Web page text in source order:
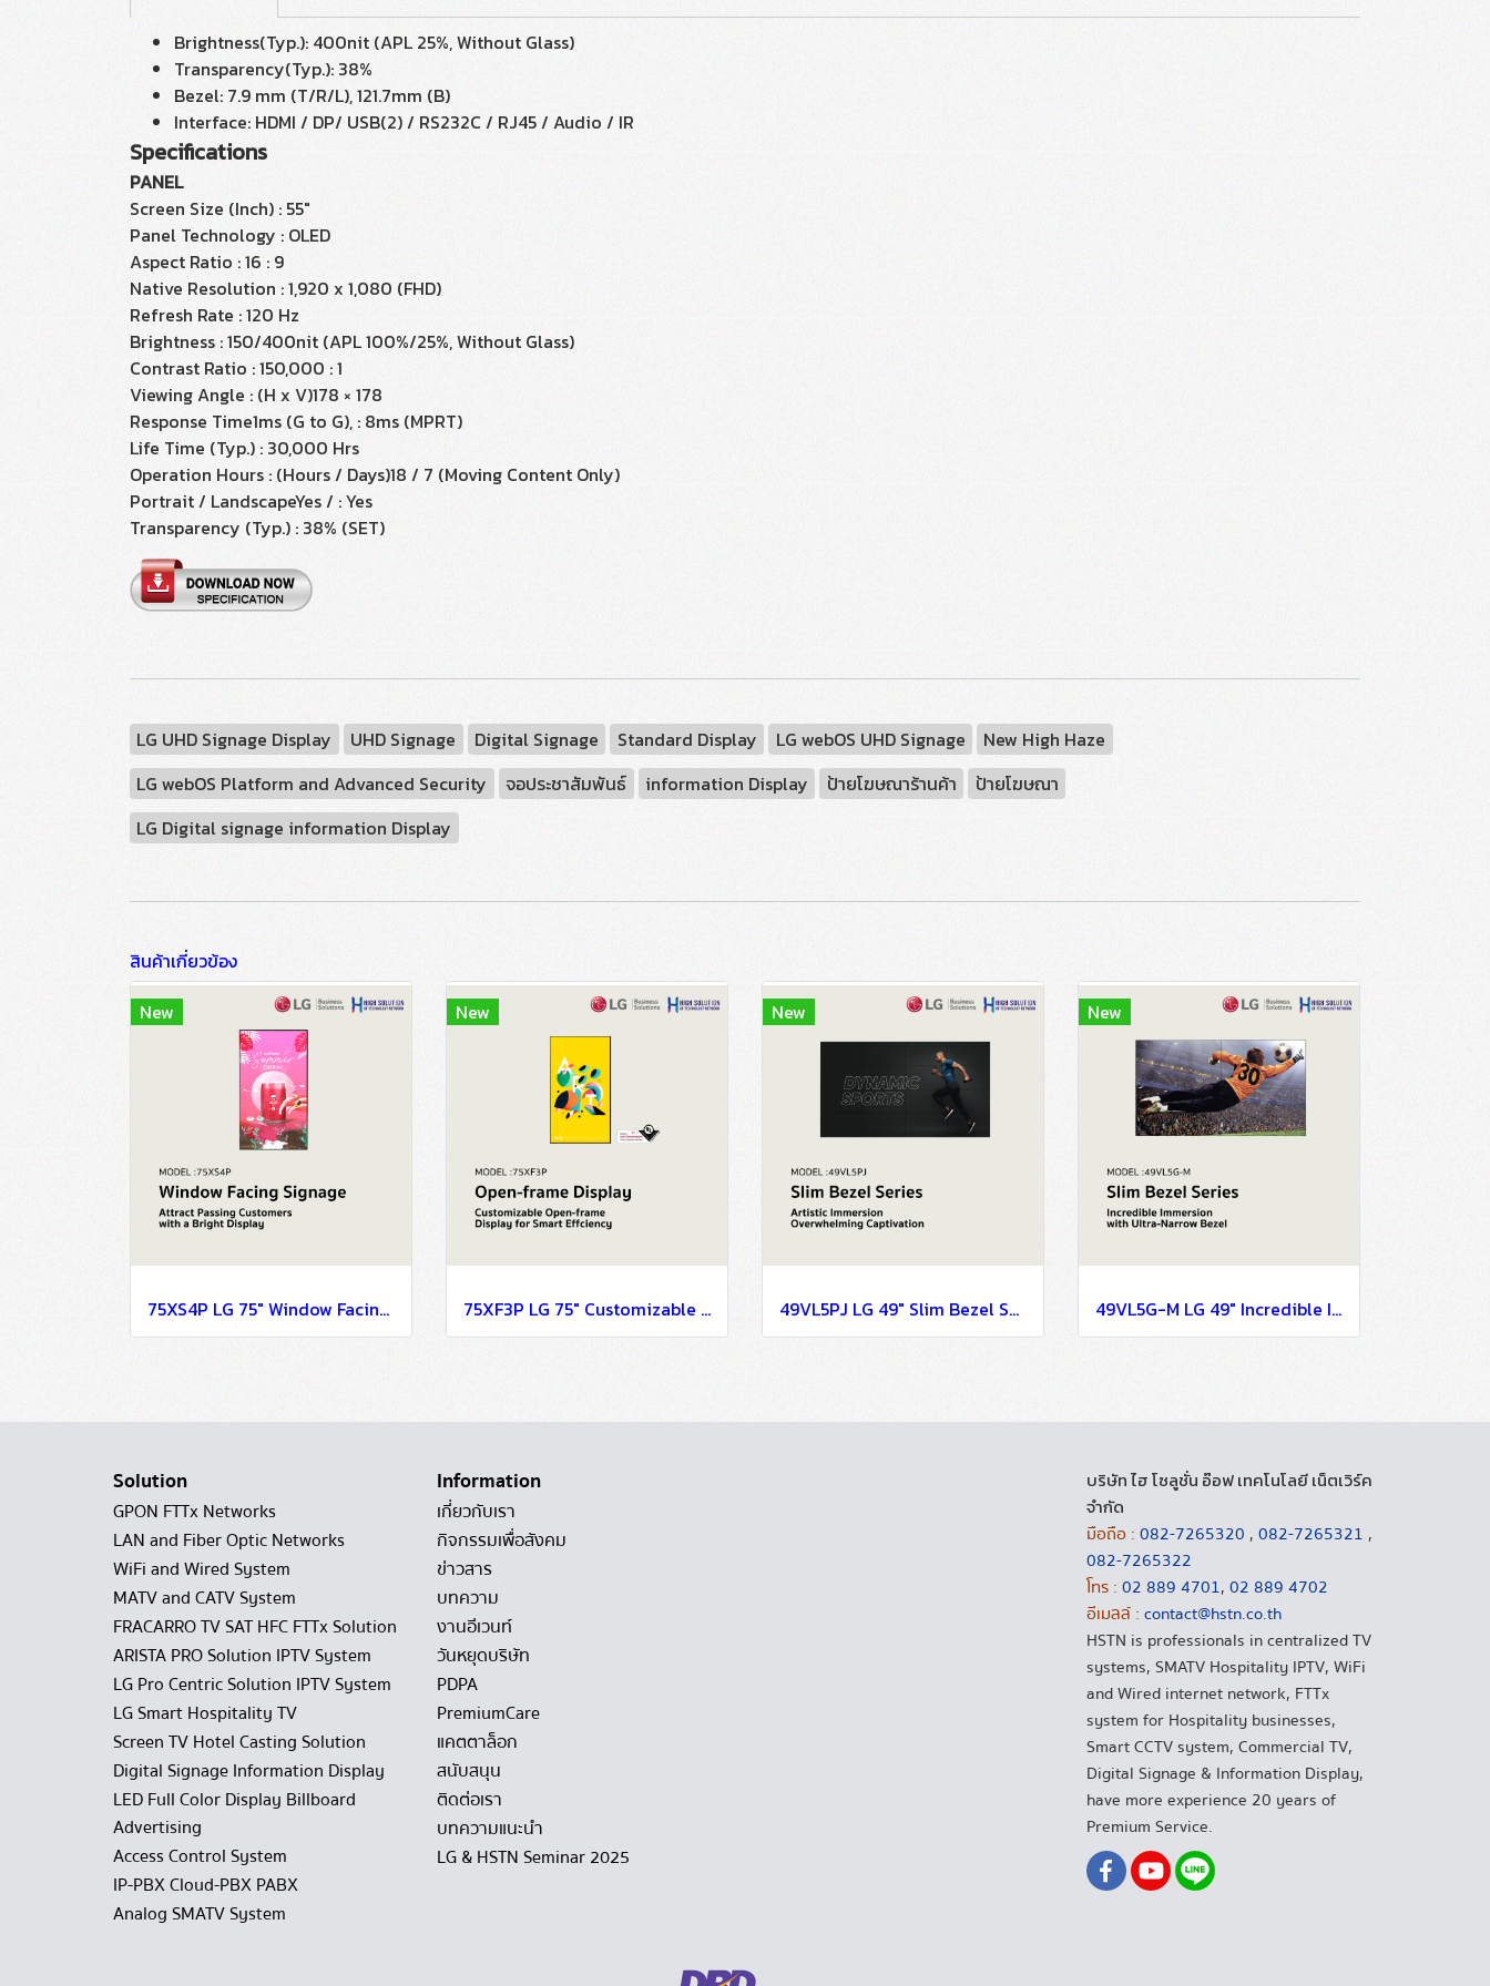
Brightness(Typ.): 400nit (APL 25%, Without Glass)
Transparency(Typ.): 38%
Bezel: 7.9 mm (T/R/L), 121.7mm (B)
Interface: HDMI / DP/ USB(2) / RS232C / RJ45 / Audio / IR
Specifications
PANEL
Screen Size (Inch) : 55"
Panel Technology : OLED
Aspect Ratio : 16 : 9
Native Resolution : 1,920 x 1,080 (FHD)
Refresh Rate : 120 Hz
Brightness : 150/400nit (APL 100%/25%, Without Glass)
Contrast Ratio : 150,000 : 1
Viewing Angle : (H x V)178 × 178
Response Time1ms (G to G), : 8ms (MPRT)
Life Time (Typ.) : 30,000 Hrs
Operation Hours : (Hours / Days)18 / 7 (Moving Content Only)
Portrait / LandscapeYes / : Yes
Transparency (Typ.) : 38% (SET)
LG UHD Signage Display UHD Signage Digital Signage Standard Display LG webOS UHD Signage
New High Haze
LG webOS Platform and Advanced Security
จอประชาสัมพันธ์ information Display ป้ายโฆษณาร้านค้า
ป้ายโฆษณา
LG Digital signage information Display
สินค้าเกี่ยวข้อง
New
75XS4P LG 75" Window Facing Signage OLED Signage Information Display
New
75XF3P LG 75" Customizable Open-frame Display for Smart Effciency OLED Signage Information Display
New
49VL5PJ LG 49" Slim Bezel Series OLED Signage Information Display
New
49VL5G-M LG 49" Incredible Immersion with Ultra-Narrow Bezel OLED Signage Information Display
Solution
GPON FTTx Networks
LAN and Fiber Optic Networks
WiFi and Wired System
MATV and CATV System
FRACARRO TV SAT HFC FTTx Solution
ARISTA PRO Solution IPTV System
LG Pro Centric Solution IPTV System
LG Smart Hospitality TV
Screen TV Hotel Casting Solution
Digital Signage Information Display
LED Full Color Display Billboard
Advertising
Access Control System
IP-PBX Cloud-PBX PABX
Analog SMATV System
Information
เกี่ยวกับเรา
กิจกรรมเพื่อสังคม
ข่าวสาร
บทความ
งานอีเวนท์
วันหยุดบริษัท
PDPA
PremiumCare
แคตตาล็อก
สนับสนุน
ติดต่อเรา
บทความแนะนำ
LG & HSTN Seminar 2025
บริษัท ไฮ โซลูชั่น อ๊อฟ เทคโนโลยี เน็ตเวิร์ค
จำกัด
มือถือ : 082-7265320 , 082-7265321 ,
082-7265322
โทร : 02 889 4701, 02 889 4702
อีเมลล์ : contact@hstn.co.th
HSTN is professionals in centralized TV
systems, SMATV Hospitality IPTV, WiFi
and Wired internet network, FTTx
system for Hospitality businesses,
Smart CCTV system, Commercial TV,
Digital Signage & Information Display,
have more experience 20 years of
Premium Service.